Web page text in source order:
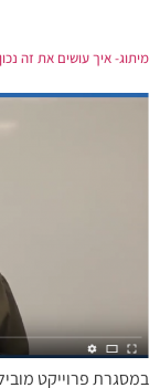
מיתוג- איך עושים את זה